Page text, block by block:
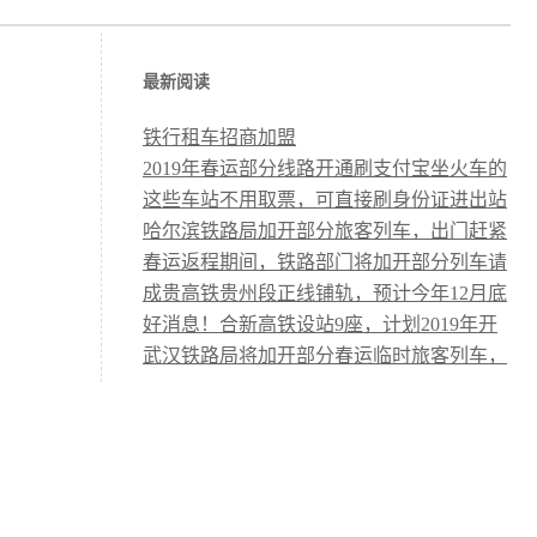
最新阅读
铁行租车招商加盟
2019年春运部分线路开通刷支付宝坐火车的
功能
这些车站不用取票，可直接刷身份证进出站
哈尔滨铁路局加开部分旅客列车，出门赶紧
看看!
春运返程期间，铁路部门将加开部分列车请
注意
成贵高铁贵州段正线铺轨，预计今年12月底
成贵高铁全线通...
好消息！合新高铁设站9座，计划2019年开
工
武汉铁路局将加开部分春运临时旅客列车，